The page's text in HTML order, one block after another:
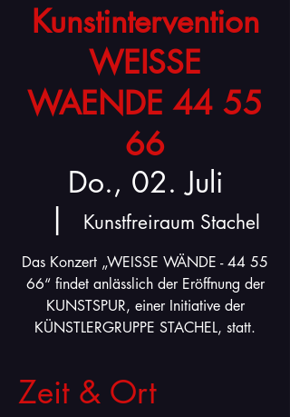
Kunstintervention
WEISSE
WAENDE 44 55
66
Do., 02. Juli
  |
Kunstfreiraum Stachel
Das Konzert „WEISSE WÄNDE - 44 55
66“ findet anlässlich der Eröffnung der
KUNSTSPUR, einer Initiative der
KÜNSTLERGRUPPE STACHEL, statt.
Zeit & Ort